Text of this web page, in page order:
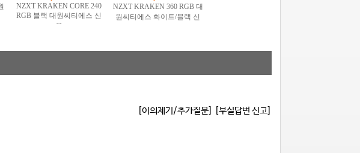
[이의제기/추가질문] [부실답변 신고]